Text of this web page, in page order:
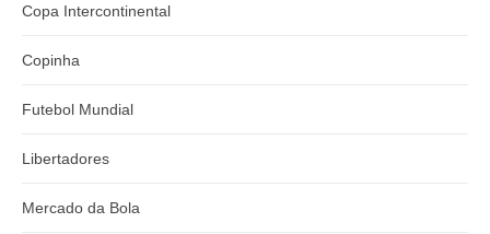
Copa Intercontinental
Copinha
Futebol Mundial
Libertadores
Mercado da Bola